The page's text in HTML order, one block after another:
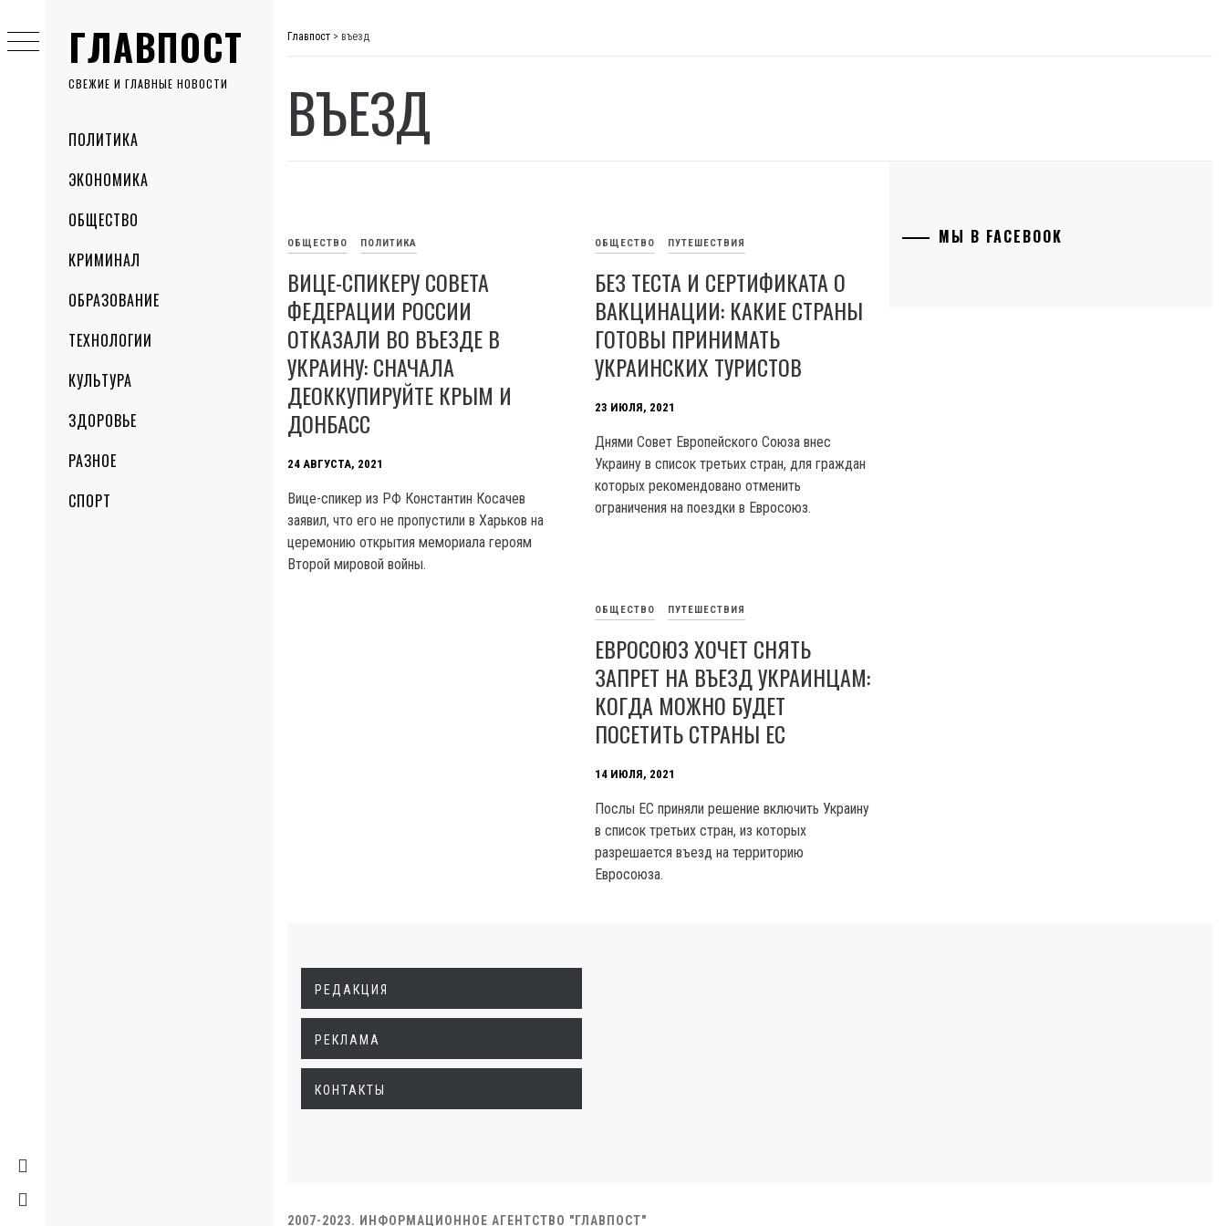
ГЛАВПОСТ
СВЕЖИЕ И ГЛАВНЫЕ НОВОСТИ
MenuПОЛИТИКА
ЭКОНОМИКА
ОБЩЕСТВО
КРИМИНАЛ
ОБРАЗОВАНИЕ
ТЕХНОЛОГИИ
КУЛЬТУРА
ЗДОРОВЬЕ
РАЗНОЕ
СПОРТ
to
content
Главпост > въезд
ВЪЕЗД
ОБЩЕСТВО ПОЛИТИКА
ВИЦЕ-СПИКЕРУ СОВЕТА
ФЕДЕРАЦИИ РОССИИ
ОТКАЗАЛИ ВО ВЪЕЗДЕ В
УКРАИНУ: СНАЧАЛА
ДЕОККУПИРУЙТЕ КРЫМ И
ДОНБАСС
24 АВГУСТА, 2021
Вице-спикер из РФ Константин Косачев
заявил, что его не пропустили в Харьков на
церемонию открытия мемориала героям
Второй мировой войны.
ОБЩЕСТВО ПУТЕШЕСТВИЯ
БЕЗ ТЕСТА И СЕРТИФИКАТА О
ВАКЦИНАЦИИ: КАКИЕ СТРАНЫ
ГОТОВЫ ПРИНИМАТЬ
УКРАИНСКИХ ТУРИСТОВ
23 ИЮЛЯ, 2021
Днями Совет Европейского Союза внес
Украину в список третьих стран, для граждан
которых рекомендовано отменить
ограничения на поездки в Евросоюз.
ОБЩЕСТВО ПУТЕШЕСТВИЯ
ЕВРОСОЮЗ ХОЧЕТ СНЯТЬ
ЗАПРЕТ НА ВЪЕЗД УКРАИНЦАМ:
КОГДА МОЖНО БУДЕТ
ПОСЕТИТЬ СТРАНЫ ЕС
14 ИЮЛЯ, 2021
Послы ЕС приняли решение включить Украину
в список третьих стран, из которых
разрешается въезд на территорию
Евросоюза.
МЫ В FACEBOOK
РЕДАКЦИЯ
РЕКЛАМА
КОНТАКТЫ
2007-2023. ИНФОРМАЦИОННОЕ АГЕНТСТВО "ГЛАВПОСТ"